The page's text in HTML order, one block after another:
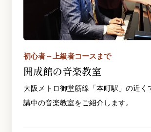
初心者～上級者コースまで
開成館の音楽教室
大阪メトロ御堂筋線「本町駅」の近く
講中の音楽教室をご紹介します。